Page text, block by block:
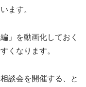
ます。
」を動画化しておく
くなります。
談会を開催する、と